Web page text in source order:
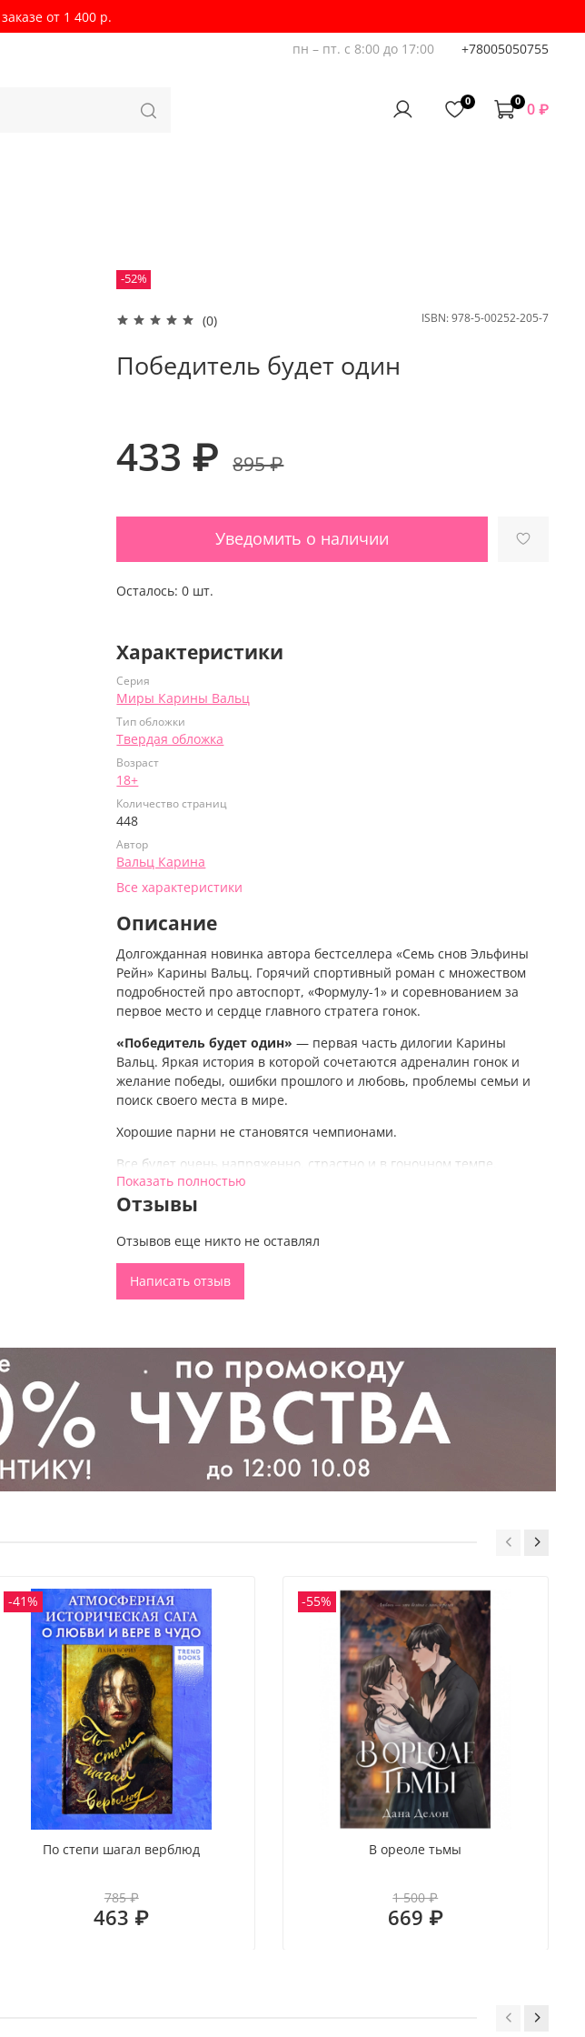
от 1 400 р.
пн – пт. с 8:00 до 17:00 +78005050755
0 0 0 ₽
-52%
(0) ISBN:978-5-00252-205-7
Победитель будет один
433 ₽ 895 ₽
Уведомить о наличии
Осталось:0 шт.
Характеристики
Серия
Миры Карины Вальц
Тип обложки
Твердая обложка
Возраст
18+
Количество страниц
448
Автор
Вальц Карина
Все характеристики
Описание
Долгожданная новинка автора бестселлера «Семь снов Эльфины
Рейн» Карины Вальц. Горячий спортивный роман с множеством
подробностей про автоспорт, «Формулу-1» и соревнованием за
первое место и сердце главного стратега гонок.
«Победитель будет один» — первая часть дилогии Карины
Вальц. Яркая история в которой сочетаются адреналин гонок и
желание победы, ошибки прошлого и любовь, проблемы семьи и
поиск своего места в мире.
Хорошие парни не становятся чемпионами.
Все будет очень напряженно, страстно и в гоночном темпе.
КИФЕР
хватает лишь одного — отличного стратега. Я готов на все, чтобы
переманить Соню Ридель в свою команду. Но почему она вызывает
во мне слишком яркие чувства?
КОРИ.Я стал участником гонок из-за Сони Ридель. Я постоянно
думаю о ней. Она мое наваждение. Но об этом никто не должен
карьеру. Но я привык быть первым и держался от Сони подальше.
Это было ошибкой. И теперь я хочу все исправить.
Кто победит в гонке за первое место и сердце главного стратега
«Формулы-1»?
Яркая обложка от Ксении Грибановой, атмосферные зарисовки на
страницах в стиле «Формулы-1» и гонок:книга«Победитель будет
Новинка автора бестселлера «Семь снов Эльфины Рейн»
Показать полностью
Отзывы
Отзывов еще никто не оставлял
Написать отзыв
-41%
По степи шагал верблюд
785 ₽
463 ₽
-55%
В ореоле тьмы
1 500 ₽
669 ₽